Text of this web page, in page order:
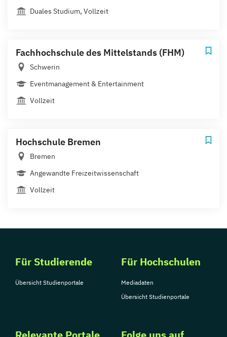
Duales Studium, Vollzeit
Fachhochschule des Mittelstands (FHM)
Schwerin
Eventmanagement & Entertainment
Vollzeit
Hochschule Bremen
Bremen
Angewandte Freizeitwissenschaft
Vollzeit
Für Studierende
Übersicht Studienportale
Für Hochschulen
Mediadaten
Übersicht Studienportale